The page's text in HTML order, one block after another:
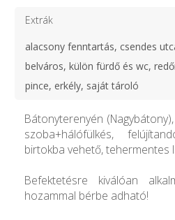
Extrák
alacsony fenntartás, csendes
belváros, külön fürdő és wc,
pince, erkély, saját tároló
Bátonyterenyén
szoba+hálófülkés,
birtokba vehető, tehermentes
Befektetésre kiválóan
hozammal bérbe adható!